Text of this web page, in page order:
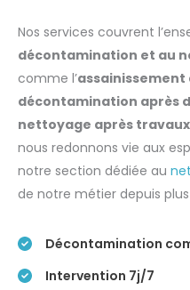
Nos services couvrent
décontamination et au
comme l’assainissement
décontamination après
nettoyage après travaux
nous redonnons vie aux
notre section dédiée au
de notre métier depuis plus
Décontamination
Intervention 7j/7